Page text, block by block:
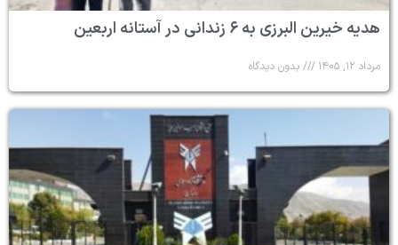
هدیه خیرین البرزی به ۶ زندانی در آستانه اربعین
مرداد ۱۲, ۱۴۰۵ بدون دیدگاه